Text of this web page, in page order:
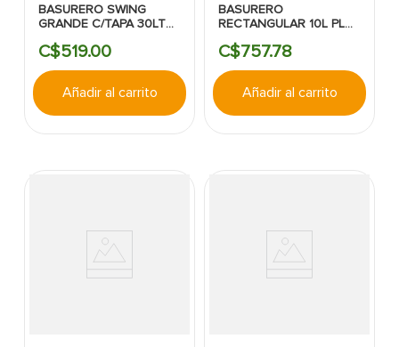
BASURERO SWING
GRANDE C/TAPA 30LT
CHOCOLATE
C$519.00
Añadir al carrito
BASURERO
RECTANGULAR 10L PL
TRASH CRASH.
C$757.78
Añadir al carrito